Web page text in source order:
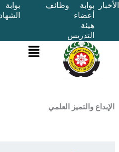
بوابة
التدريس
وظائف
الشهادات
بوابة
والتميز العلمي
القائمة